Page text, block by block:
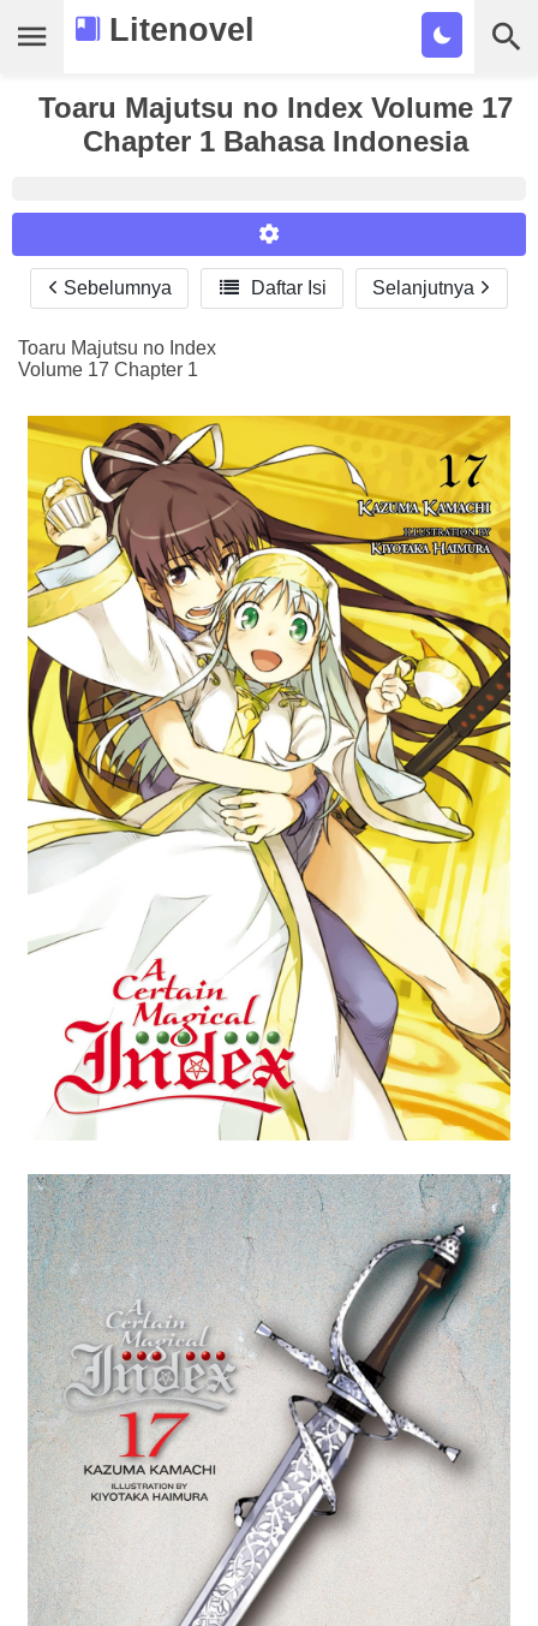
Litenovel
Daftar Novel
Tamat
Tags
Bookmark
Cari
Toaru Majutsu no Index Volume 17
Chapter 1 Bahasa Indonesia
Reader Settings
Font :
Titillium Web
Arial
Size :
16 A+
Sebelumnya  Daftar Isi Selanjutnya
Toaru Majutsu no Index
Volume 17 Chapter 1